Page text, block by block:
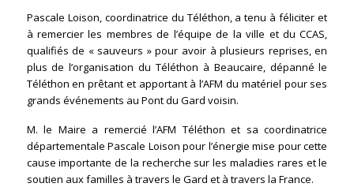
Pascale Loison, coordinatrice du Téléthon, a tenu à féliciter et
à remercier les membres de l’équipe de la ville et du CCAS,
qualifiés de « sauveurs » pour avoir à plusieurs reprises, en
plus de l’organisation du Téléthon à Beaucaire, dépanné le
Téléthon en prêtant et apportant à l’AFM du matériel pour ses
grands événements au Pont du Gard voisin.
M. le Maire a remercié l’AFM Téléthon et sa coordinatrice
départementale Pascale Loison pour l’énergie mise pour cette
cause importante de la recherche sur les maladies rares et le
soutien aux familles à travers le Gard et à travers la France.